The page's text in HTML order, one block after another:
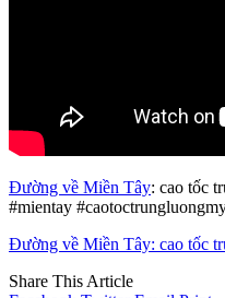
Đường về Miền Tây: cao tốc
#mientay
Đường về Miền Tây: cao tốc
Share This Article